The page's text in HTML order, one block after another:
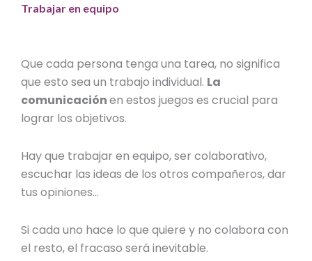
Trabajar en equipo
Que cada persona tenga una tarea, no significa
que esto sea un trabajo individual. La
comunicaciónen estos juegos es crucial para
lograr los objetivos.
Hay que trabajar en equipo, ser colaborativo,
escuchar las ideas de los otros compañeros, dar
tus opiniones…
Si cada uno hace lo que quiere y no colabora con
el resto, el fracaso será inevitable.